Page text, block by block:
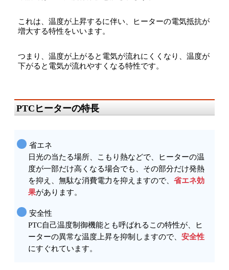
これは、温度が上昇するに伴い、ヒーターの電気抵抗が
増大する特性をいいます。
つまり、温度が上がると電気が流れにくくなり、温度が
下がると電気が流れやすくなる特性です。
PTCヒーターの特長
省エネ
日光の当たる場所、こもり熱などで、ヒーターの温
度が一部だけ高くなる場合でも、その部分だけ発熱
を抑え、無駄な消費電力を抑えますので、省エネ効
果があります。
安全性
PTC自己温度制御機能とも呼ばれるこの特性が、ヒ
ーターの異常な温度上昇を抑制しますので、安全性
にすぐれています。